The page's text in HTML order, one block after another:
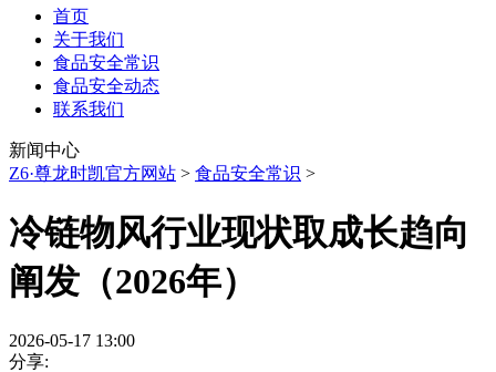
首页
关于我们
食品安全常识
食品安全动态
联系我们
新闻中心
Z6·尊龙时凯官方网站 > 食品安全常识 >
冷链物风行业现状取成长趋向
阐发（2026年）
2026-05-17 13:00
分享: